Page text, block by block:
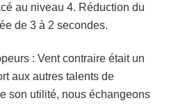
au niveau 4. Réduction du
de 3 à 2 secondes.
: Vent contraire était un
aux autres talents de
son utilité, nous échangeons